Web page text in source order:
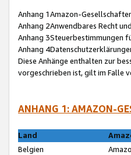
Anhang 1Amazon-
Anhang 2Anwendbares Recht
Anhang 3Steuerbestimmungen
Anhang
Diese Anhänge enthalten zur
vorgeschrieben ist, gilt im Falle
ANHANG 1: AMAZON-
Land
Belgien